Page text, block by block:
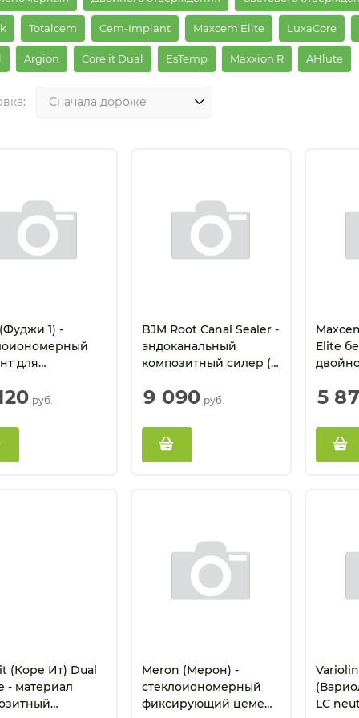
Totalcem Cem-Implant Maxcem Elite LuxaCore
Argion Core it Dual EsTemp Maxxion R AHlute
1) -
для
25 г) руб.
BJM Root Canal Sealer -
эндоканальный
композитный силер (5
9 090 руб.
Elite
5
(Коре Ит) Dual
Meron (Мерон) -
стеклоиономерный
фиксирующий цемент
LC